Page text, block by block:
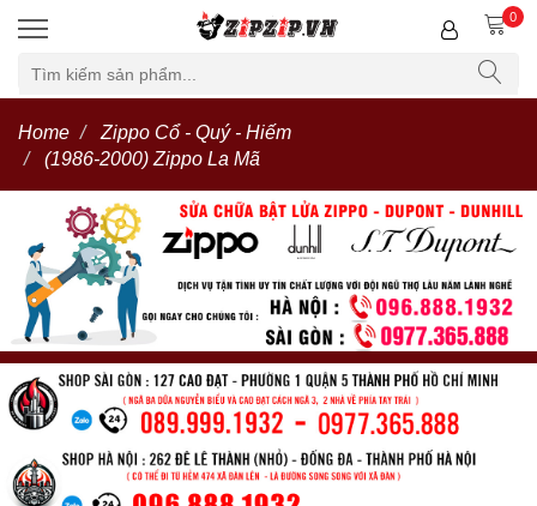
0
Home
Zippo Cổ - Quý - Hiếm
(1986-2000) Zippo La Mã